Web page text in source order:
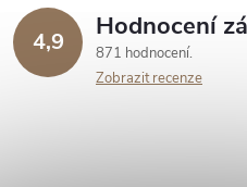
4,9 Hodnocení
871 hodnocení
Zobrazit recenze